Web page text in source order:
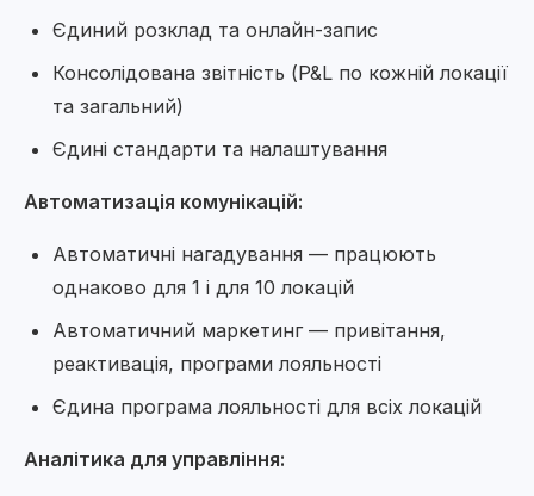
Єдиний розклад та онлайн-запис
Консолідована звітність (P&L по кожній локації
та загальний)
Єдині стандарти та налаштування
Автоматизація комунікацій:
Автоматичні нагадування — працюють
однаково для 1 і для 10 локацій
Автоматичний маркетинг — привітання,
реактивація, програми лояльності
Єдина програма лояльності для всіх локацій
Аналітика для управління: